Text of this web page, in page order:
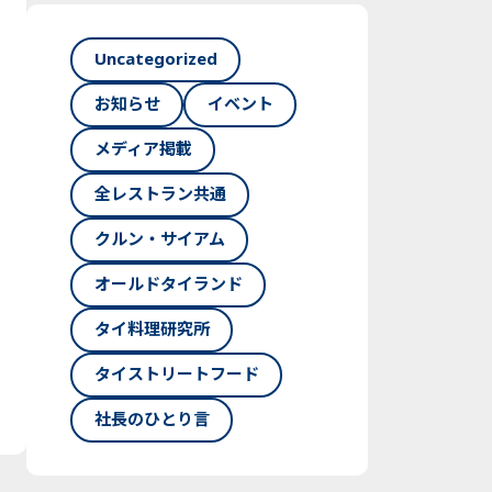
Uncategorized
お知らせ
イベント
メディア掲載
全レストラン共通
クルン・サイアム
オールドタイランド
タイ料理研究所
タイストリートフード
社長のひとり言